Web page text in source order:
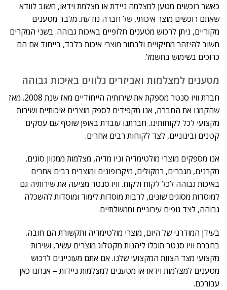
כאשר רוכשים מטען למצלמה ניידת או מצלמת וידאו, חשוב לוודא
שאתם רוכשים מוצר איכותי, של חברה נודעת. מלבד מטענים
מקוריים, ניתן לרכוש מטענים חלופיים באיכות גבוהה. בשני המקרים
חשוב להיזהר מחיקויים ולבחור מוצרי איכות בלבד, בייחוד אם הם
כרוכים בשימוש בחשמל.
מטענים למצלמות ואביזרים נלווים באיכות גבוהה
חברת וויו סנטר מספקת את שירותיה הייחודיים מאז שנת 2008. מאז
שהקמנו את החברה, אנו מקפידים לספק מוצרים איכותיים ושירות
מקצועי לכל לקוחותינו. חברתנו עובדת באופן שוטף עם עסקים
קטנים ובינוניים, לצד לקוחות רבים אחרים.
אנו מספקים מוצרי מולטימדיה וניו מדיה, מצלמות ממגוון סוגים,
מקרנים, מגברים, רמקולים, מיקרופונים ומוצרים רבים אחרים
באיכות גבוהה לכל לקוח ולקוח. וויו סנטר מציעה את שירותיה גם
למוסדות מסוגים שונים, לרבות מוסדות לימוד ומוסדות להשכלה
גבוהה, לצד גופים עירוניים וממשלתיים.
בעידן המודרני של היום, מוצרי מולטימדיה ותקשורת הם חובה.
בחברת וויו סנטר תוכלו ליהנות מקטלוג מוצרים עשיר, ושירות
מקצועי מצד הצוות המקצועי שלנו. אם אתם מעוניינים לרכוש
מטענים למצלמות וידאו או מטענים למצלמות ניידות – אנחנו כאן
עבורכם.